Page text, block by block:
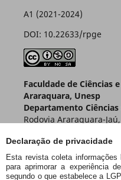
Declaração de privacidade
Esta revista coleta
para aprimorar a experiência
segundo o que estabelece a
A1 (2021-2024)
DOI: 10.22633/rpge
Faculdade de Ciências
Araraquara, Unesp
Departamento Ciências
Rodovia Araraquara-
Araraquara – SP – Brasil